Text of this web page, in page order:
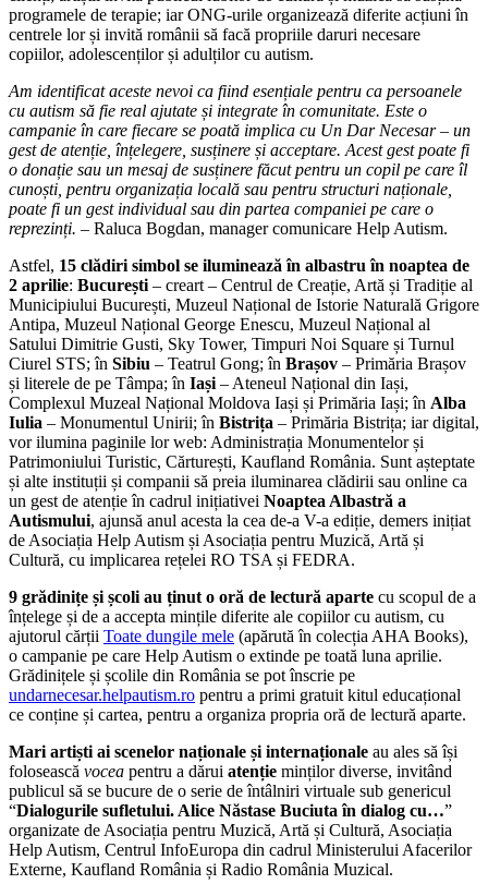
programele de terapie; iar ONG-urile organizează diferite acțiuni în
centrele lor și invită românii să facă propriile daruri necesare
copiilor, adolescenților și adulților cu autism.
Am identificat aceste nevoi ca fiind esențiale pentru ca persoanele
cu autism să fie real ajutate și integrate în comunitate. Este o
campanie în care fiecare se poată implica cu Un Dar Necesar – un
gest de atenție, înțelegere, susținere și acceptare. Acest gest poate fi
o donație sau un mesaj de susținere făcut pentru un copil pe care îl
cunoști, pentru organizația locală sau pentru structuri naționale,
poate fi un gest individual sau din partea companiei pe care o
reprezinți. – Raluca Bogdan, manager comunicare Help Autism.
Astfel, 15 clădiri simbol se iluminează în albastru în noaptea de
2 aprilie: București – creart – Centrul de Creație, Artă și Tradiție al
Municipiului București, Muzeul Național de Istorie Naturală Grigore
Antipa, Muzeul Național George Enescu, Muzeul Național al
Satului Dimitrie Gusti, Sky Tower, Timpuri Noi Square și Turnul
Ciurel STS; în Sibiu – Teatrul Gong; în Brașov – Primăria Brașov
și literele de pe Tâmpa; în Iași – Ateneul Național din Iași,
Complexul Muzeal Național Moldova Iași și Primăria Iași; în Alba
Iulia – Monumentul Unirii; în Bistrița – Primăria Bistrița; iar digital,
vor ilumina paginile lor web: Administrația Monumentelor și
Patrimoniului Turistic, Cărturești, Kaufland România. Sunt așteptate
și alte instituții și companii să preia iluminarea clădirii sau online ca
un gest de atenție în cadrul inițiativei Noaptea Albastră a
Autismului, ajunsă anul acesta la cea de-a V-a ediție, demers inițiat
de Asociația Help Autism și Asociația pentru Muzică, Artă și
Cultură, cu implicarea rețelei RO TSA și FEDRA.
9 grădinițe și școli au ținut o oră de lectură aparte cu scopul de a
înțelege și de a accepta mințile diferite ale copiilor cu autism, cu
ajutorul cărții Toate dungile mele (apărută în colecția AHA Books),
o campanie pe care Help Autism o extinde pe toată luna aprilie.
Grădinițele și școlile din România se pot înscrie pe
undarnecesar.helpautism.ro pentru a primi gratuit kitul educațional
ce conține și cartea, pentru a organiza propria oră de lectură aparte.
Mari artiști ai scenelor naționale și internaționale au ales să își
folosească vocea pentru a dărui atenție minților diverse, invitând
publicul să se bucure de o serie de întâlniri virtuale sub genericul
“Dialogurile sufletului. Alice Năstase Buciutaîn dialog cu…”
organizate de Asociația pentru Muzică, Artă și Cultură, Asociația
Help Autism, Centrul InfoEuropa din cadrul Ministerului Afacerilor
Externe, Kaufland România și Radio România Muzical.